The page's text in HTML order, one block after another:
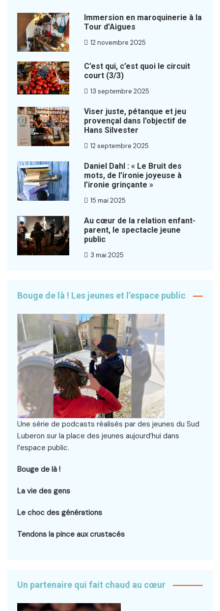
Immersion en maroquinerie à la
Tour d’Aigues
12 novembre 2025
C’est qui, c’est quoi le circuit
court (3/3)
13 septembre 2025
Viser juste, pétanque et jeu
provençal dans l’objectif de
Hans Silvester
12 septembre 2025
Daniel Dahl : « Le Bruit des
mots, de l’ironie joyeuse à
l’ironie grinçante »
15 mai 2025
Au cœur de la relation enfant-
parent, le spectacle jeune
public
3 mai 2025
Bouge de là ! Les jeunes et l’espace public
Une série de podcasts réalisés par des jeunes du Sud
Luberon sur la place des jeunes aujourd’hui dans
l’espace public.
Bouge de là !
La vie des gens
Le choc des générations
Tendons la pince aux crustacés
Un partenaire qui fait chaud au cœur